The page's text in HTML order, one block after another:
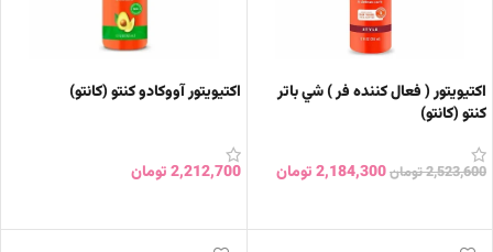
اکتيويتور ( فعال کننده فر ) شي باتر
کنتو (کانتو)
2,523,600تومان2,184,300تومان
اکتیویتور آووکادو کنتو (کانتو)
2,212,700تومان